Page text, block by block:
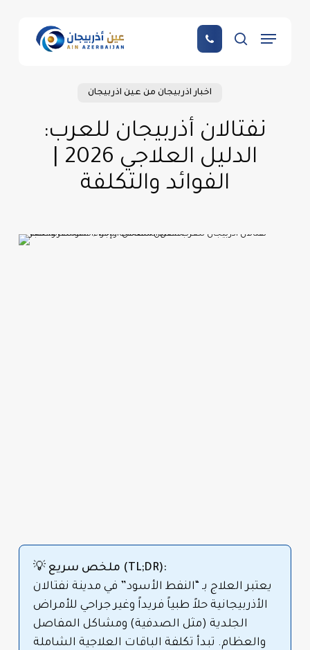
search
Menu
اخبار اذربيجان من عين اذربيجان
نفتالان أذربيجان للعرب:
الفوائد والتكلفة
💡 ملخص سريع (TL;DR):
يعتبر العلاج بـ “النفط الأسود” في مدينة نفتالان
الأذربيجانية حلاً طبياً فريداً وغير جراحي للأمراض
الجلدية (مثل الصدفية) ومشاكل المفاصل
والعظام. تبدأ تكلفة الباقات العلاجية الشاملة